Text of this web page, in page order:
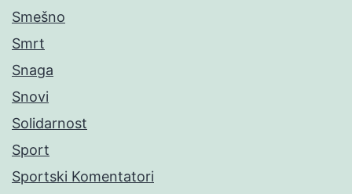
Smešno
Smrt
Snaga
Snovi
Solidarnost
Sport
Sportski Komentatori